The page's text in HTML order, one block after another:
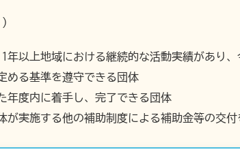
年以上地域における継続的な活動実績があり
める基準を遵守できる団体
年度内に着手し、完了できる団体
が実施する他の補助制度による補助金等の交